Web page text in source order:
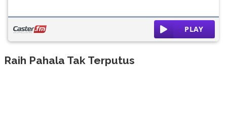
Raih Pahala Tak Terputus